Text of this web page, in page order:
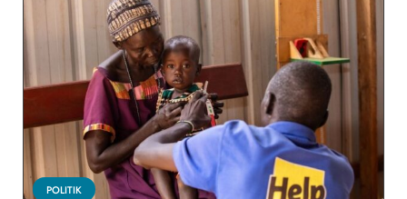
POLITIK